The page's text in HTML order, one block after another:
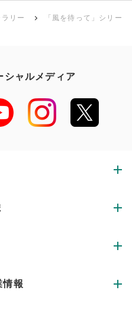
リー
「風を待って」シリー
シャルメディア
情報